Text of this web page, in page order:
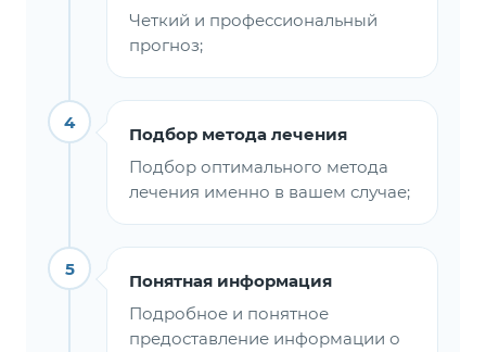
Четкий и профессиональный
прогноз;
4
Подбор метода лечения
Подбор оптимального метода
лечения именно в вашем случае;
5
Понятная информация
Подробное и понятное
предоставление информации о